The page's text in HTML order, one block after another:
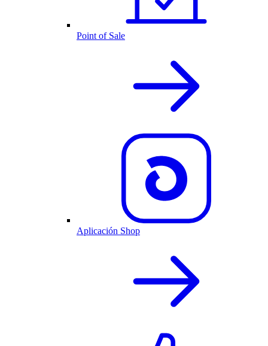
Point of Sale
Aplicación Shop